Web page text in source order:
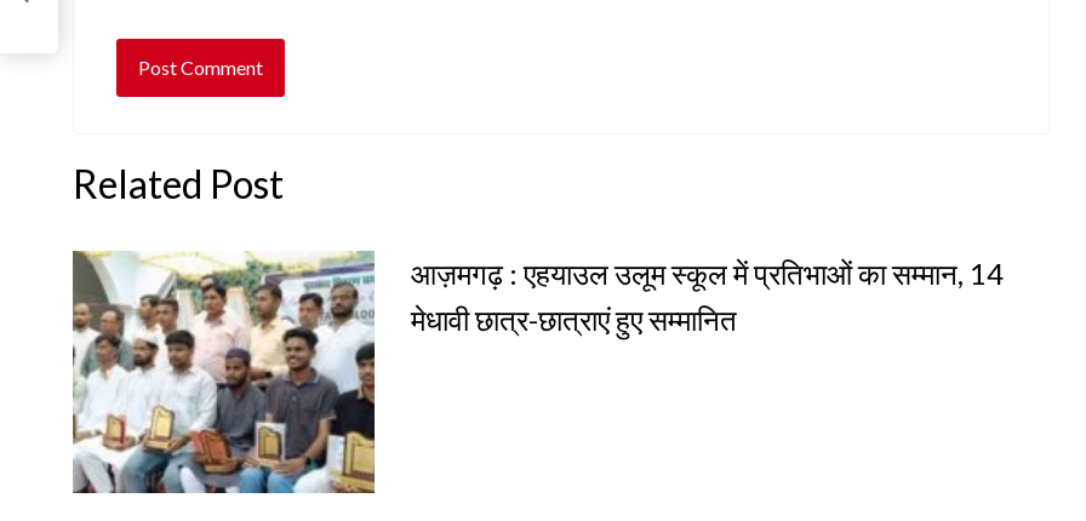
Related Post
आज़मगढ़ : एहयाउल उलूम स्कूल में प्रतिभाओं का सम्मान, 14
मेधावी छात्र-छात्राएं हुए सम्मानित